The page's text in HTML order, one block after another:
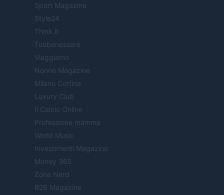
Sport Magazine
Style24
Think.it
Tuobenessere
Viaggiamo
Nonne Magazine
Milano Cortina
Luxury Club
Il Calcio Online
Professione mamma
World Music
Investimenti Magazine
Money 365
Zona Nerd
B2B Magazine